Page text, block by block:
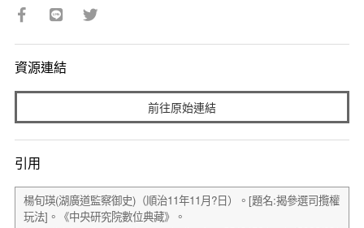
資源連結
前往原始連結
引用